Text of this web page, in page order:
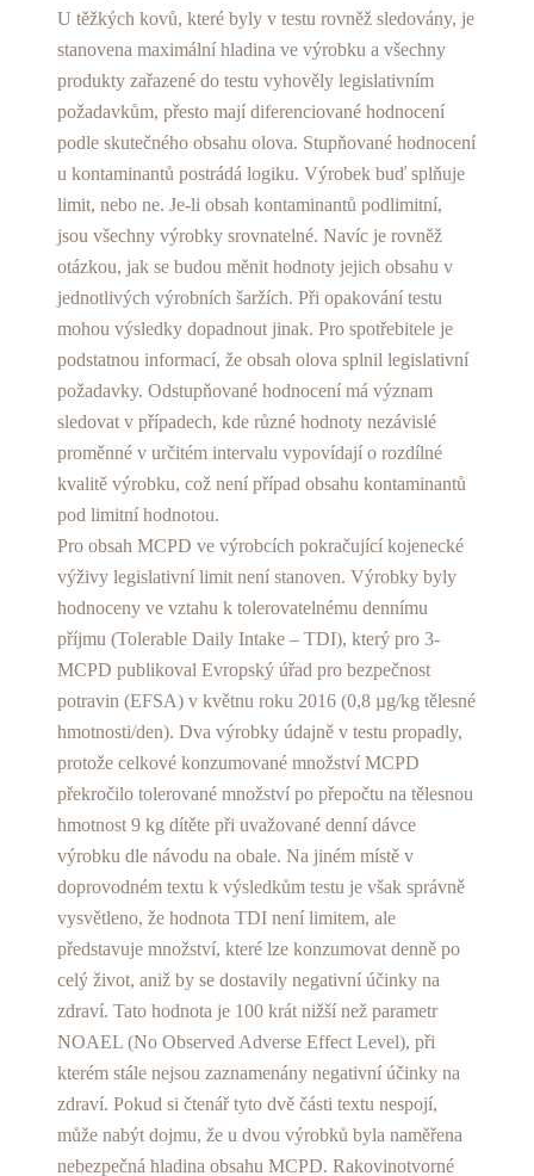
U těžkých kovů, které byly v testu rovněž sledovány, je
stanovena maximální hladina ve výrobku a všechny
produkty zařazené do testu vyhověly legislativním
požadavkům, přesto mají diferenciované hodnocení
podle skutečného obsahu olova. Stupňované hodnocení
u kontaminantů postrádá logiku. Výrobek buď splňuje
limit, nebo ne. Je-li obsah kontaminantů podlimitní,
jsou všechny výrobky srovnatelné. Navíc je rovněž
otázkou, jak se budou měnit hodnoty jejich obsahu v
jednotlivých výrobních šaržích. Při opakování testu
mohou výsledky dopadnout jinak. Pro spotřebitele je
podstatnou informací, že obsah olova splnil legislativní
požadavky. Odstupňované hodnocení má význam
sledovat v případech, kde různé hodnoty nezávislé
proměnné v určitém intervalu vypovídají o rozdílné
kvalitě výrobku, což není případ obsahu kontaminantů
pod limitní hodnotou.
Pro obsah MCPD ve výrobcích pokračující kojenecké
výživy legislativní limit není stanoven. Výrobky byly
hodnoceny ve vztahu k tolerovatelnému dennímu
příjmu (Tolerable Daily Intake – TDI), který pro 3-
MCPD publikoval Evropský úřad pro bezpečnost
potravin (EFSA) v květnu roku 2016 (0,8 µg/kg tělesné
hmotnosti/den). Dva výrobky údajně v testu propadly,
protože celkové konzumované množství MCPD
překročilo tolerované množství po přepočtu na tělesnou
hmotnost 9 kg dítěte při uvažované denní dávce
výrobku dle návodu na obale. Na jiném místě v
doprovodném textu k výsledkům testu je však správně
vysvětleno, že hodnota TDI není limitem, ale
představuje množství, které lze konzumovat denně po
celý život, aniž by se dostavily negativní účinky na
zdraví. Tato hodnota je 100 krát nižší než parametr
NOAEL (No Observed Adverse Effect Level), při
kterém stále nejsou zaznamenány negativní účinky na
zdraví. Pokud si čtenář tyto dvě části textu nespojí,
může nabýt dojmu, že u dvou výrobků byla naměřena
nebezpečná hladina obsahu MCPD. Rakovinotvorné